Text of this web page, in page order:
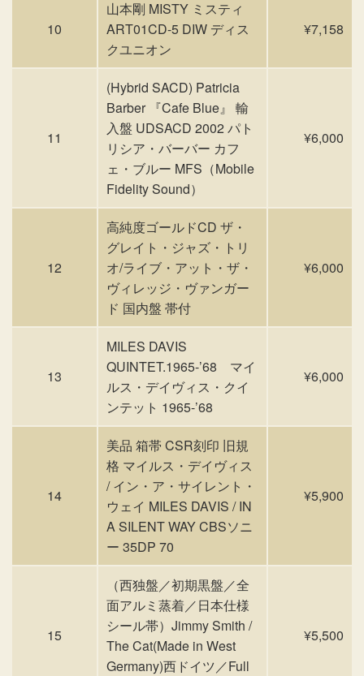
10
山本剛 MISTY ミスティ
ART01CD-5 DIW ディス
クユニオン
¥7,158
11
(Hybrid SACD) Patricia
Barber 『Cafe Blue』 輸
入盤 UDSACD 2002 パト
リシア・バーバー カフ
ェ・ブルー MFS（Mobile
Fidelity Sound）
¥6,000
12
高純度ゴールドCD ザ・
グレイト・ジャズ・トリ
オ/ライブ・アット・ザ・
ヴィレッジ・ヴァンガー
ド 国内盤 帯付
¥6,000
13
MILES DAVIS
QUINTET.1965-’68 マイ
ルス・デイヴィス・クイ
ンテット 1965-’68
¥6,000
14
美品 箱帯 CSR刻印 旧規
格 マイルス・デイヴィス
/ イン・ア・サイレント・
ウェイ MILES DAVIS / IN
A SILENT WAY CBSソニ
ー 35DP 70
¥5,900
15
（西独盤／初期黒盤／全
面アルミ蒸着／日本仕様
シール帯）Jimmy Smith /
The Cat(Made in West
Germany)西ドイツ／Full
¥5,500